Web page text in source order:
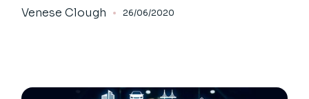
Venese Clough 26/06/2020